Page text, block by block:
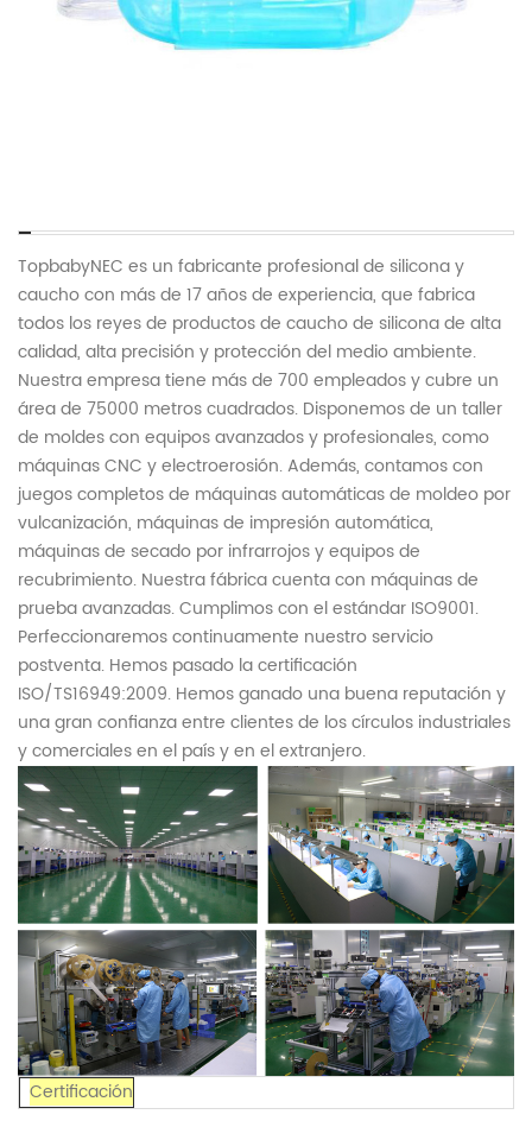
TopbabyNEC es un fabricante profesional de silicona y
caucho con más de 17 años de experiencia, que fabrica
todos los reyes de productos de caucho de silicona de alta
calidad, alta precisión y protección del medio ambiente.
Nuestra empresa tiene más de 700 empleados y cubre un
área de 75000 metros cuadrados. Disponemos de un taller
de moldes con equipos avanzados y profesionales, como
máquinas CNC y electroerosión. Además, contamos con
juegos completos de máquinas automáticas de moldeo por
vulcanización, máquinas de impresión automática,
máquinas de secado por infrarrojos y equipos de
recubrimiento. Nuestra fábrica cuenta con máquinas de
prueba avanzadas. Cumplimos con el estándar ISO9001.
Perfeccionaremos continuamente nuestro servicio
postventa. Hemos pasado la certificación
ISO/TS16949:2009. Hemos ganado una buena reputación y
una gran confianza entre clientes de los círculos industriales
y comerciales en el país y en el extranjero.
Certificación